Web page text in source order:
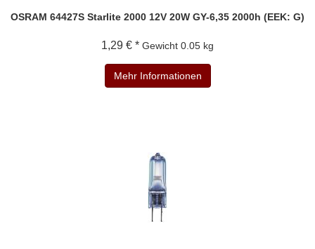
OSRAM 64427S Starlite 2000 12V 20W GY-6,35 2000h (EEK: G)
1,29 € * Gewicht 0.05 kg
Mehr Informationen